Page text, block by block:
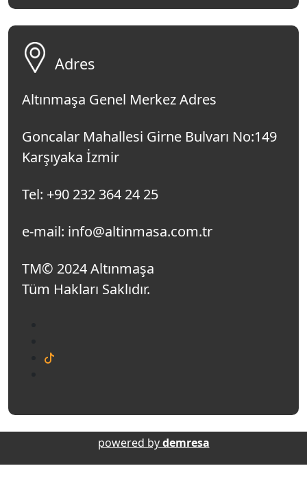
Adres
Altınmaşa Genel Merkez Adres
Goncalar Mahallesi Girne Bulvarı No:149
Karşıyaka İzmir
Tel: +90 232 364 24 25
e-mail: info@altinmasa.com.tr
TM© 2024 Altınmaşa
Tüm Hakları Saklıdır.
powered bydemresa